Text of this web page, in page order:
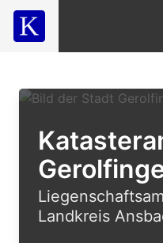
Landkreis